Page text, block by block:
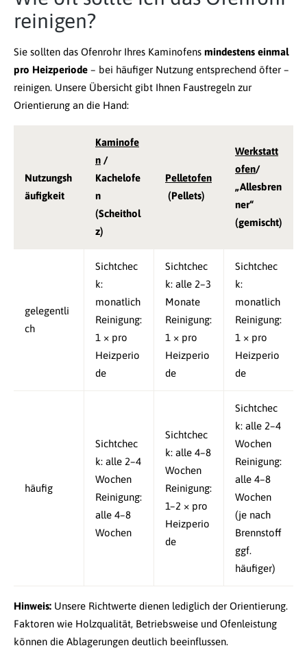
reinigen?
Sie sollten das Ofenrohr Ihres Kaminofens mindestens einmal
pro Heizperiode – bei häufiger Nutzung entsprechend öfter –
reinigen. Unsere Übersicht gibt Ihnen Faustregeln zur
Orientierung an die Hand:
Nutzungsh
äufigkeit
Kaminofe
n /
Kachelofe
n
(Scheithol
z)
Pelletofen
(Pellets)
Werkstatt
ofen/
„Allesbren
ner“
(gemischt)
gelegentli
ch
Sichtchec
k:
monatlich
Reinigung:
1 × pro
Heizperio
de
Sichtchec
k: alle 2–3
Monate
Reinigung:
1 × pro
Heizperio
de
Sichtchec
k:
monatlich
Reinigung:
1 × pro
Heizperio
de
häufig
Sichtchec
k: alle 2–4
Wochen
Reinigung:
alle 4–8
Wochen
Sichtchec
k: alle 4–8
Wochen
Reinigung:
1–2 × pro
Heizperio
de
Sichtchec
k: alle 2–4
Wochen
Reinigung:
alle 4–8
Wochen
(je nach
Brennstoff
ggf.
häufiger)
Hinweis: Unsere Richtwerte dienen lediglich der Orientierung.
Faktoren wie Holzqualität, Betriebsweise und Ofenleistung
können die Ablagerungen deutlich beeinflussen.